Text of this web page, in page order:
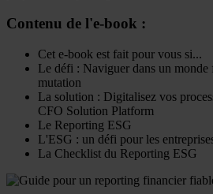
Contenu de l'e-book :
Cet e-book est fait pour vous si...
Le défi : Naviguer dans un monde
mutation
La solution : Digitalisez vos
CFO Solution Platform
Le Reporting ESG
L'ESG : un défi pour les
La Checklist du Reporting ESG